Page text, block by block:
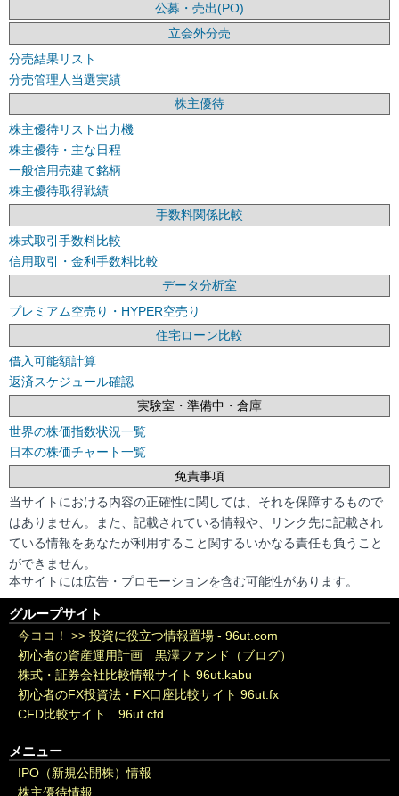
公募・売出(PO)
立会外分売
分売結果リスト
分売管理人当選実績
株主優待
株主優待リスト出力機
株主優待・主な日程
一般信用売建て銘柄
株主優待取得戦績
手数料関係比較
株式取引手数料比較
信用取引・金利手数料比較
データ分析室
プレミアム空売り・HYPER空売り
住宅ローン比較
借入可能額計算
返済スケジュール確認
実験室・準備中・倉庫
世界の株価指数状況一覧
日本の株価チャート一覧
免責事項
当サイトにおける内容の正確性に関しては、それを保障するもので
はありません。また、記載されている情報や、リンク先に記載され
ている情報をあなたが利用すること関するいかなる責任も負うこと
ができません。
本サイトには広告・プロモーションを含む可能性があります。
グループサイト
今ココ！ >> 投資に役立つ情報置場 - 96ut.com
初心者の資産運用計画 黒澤ファンド（ブログ）
株式・証券会社比較情報サイト 96ut.kabu
初心者のFX投資法・FX口座比較サイト 96ut.fx
CFD比較サイト 96ut.cfd
メニュー
IPO（新規公開株）情報
株主優待情報